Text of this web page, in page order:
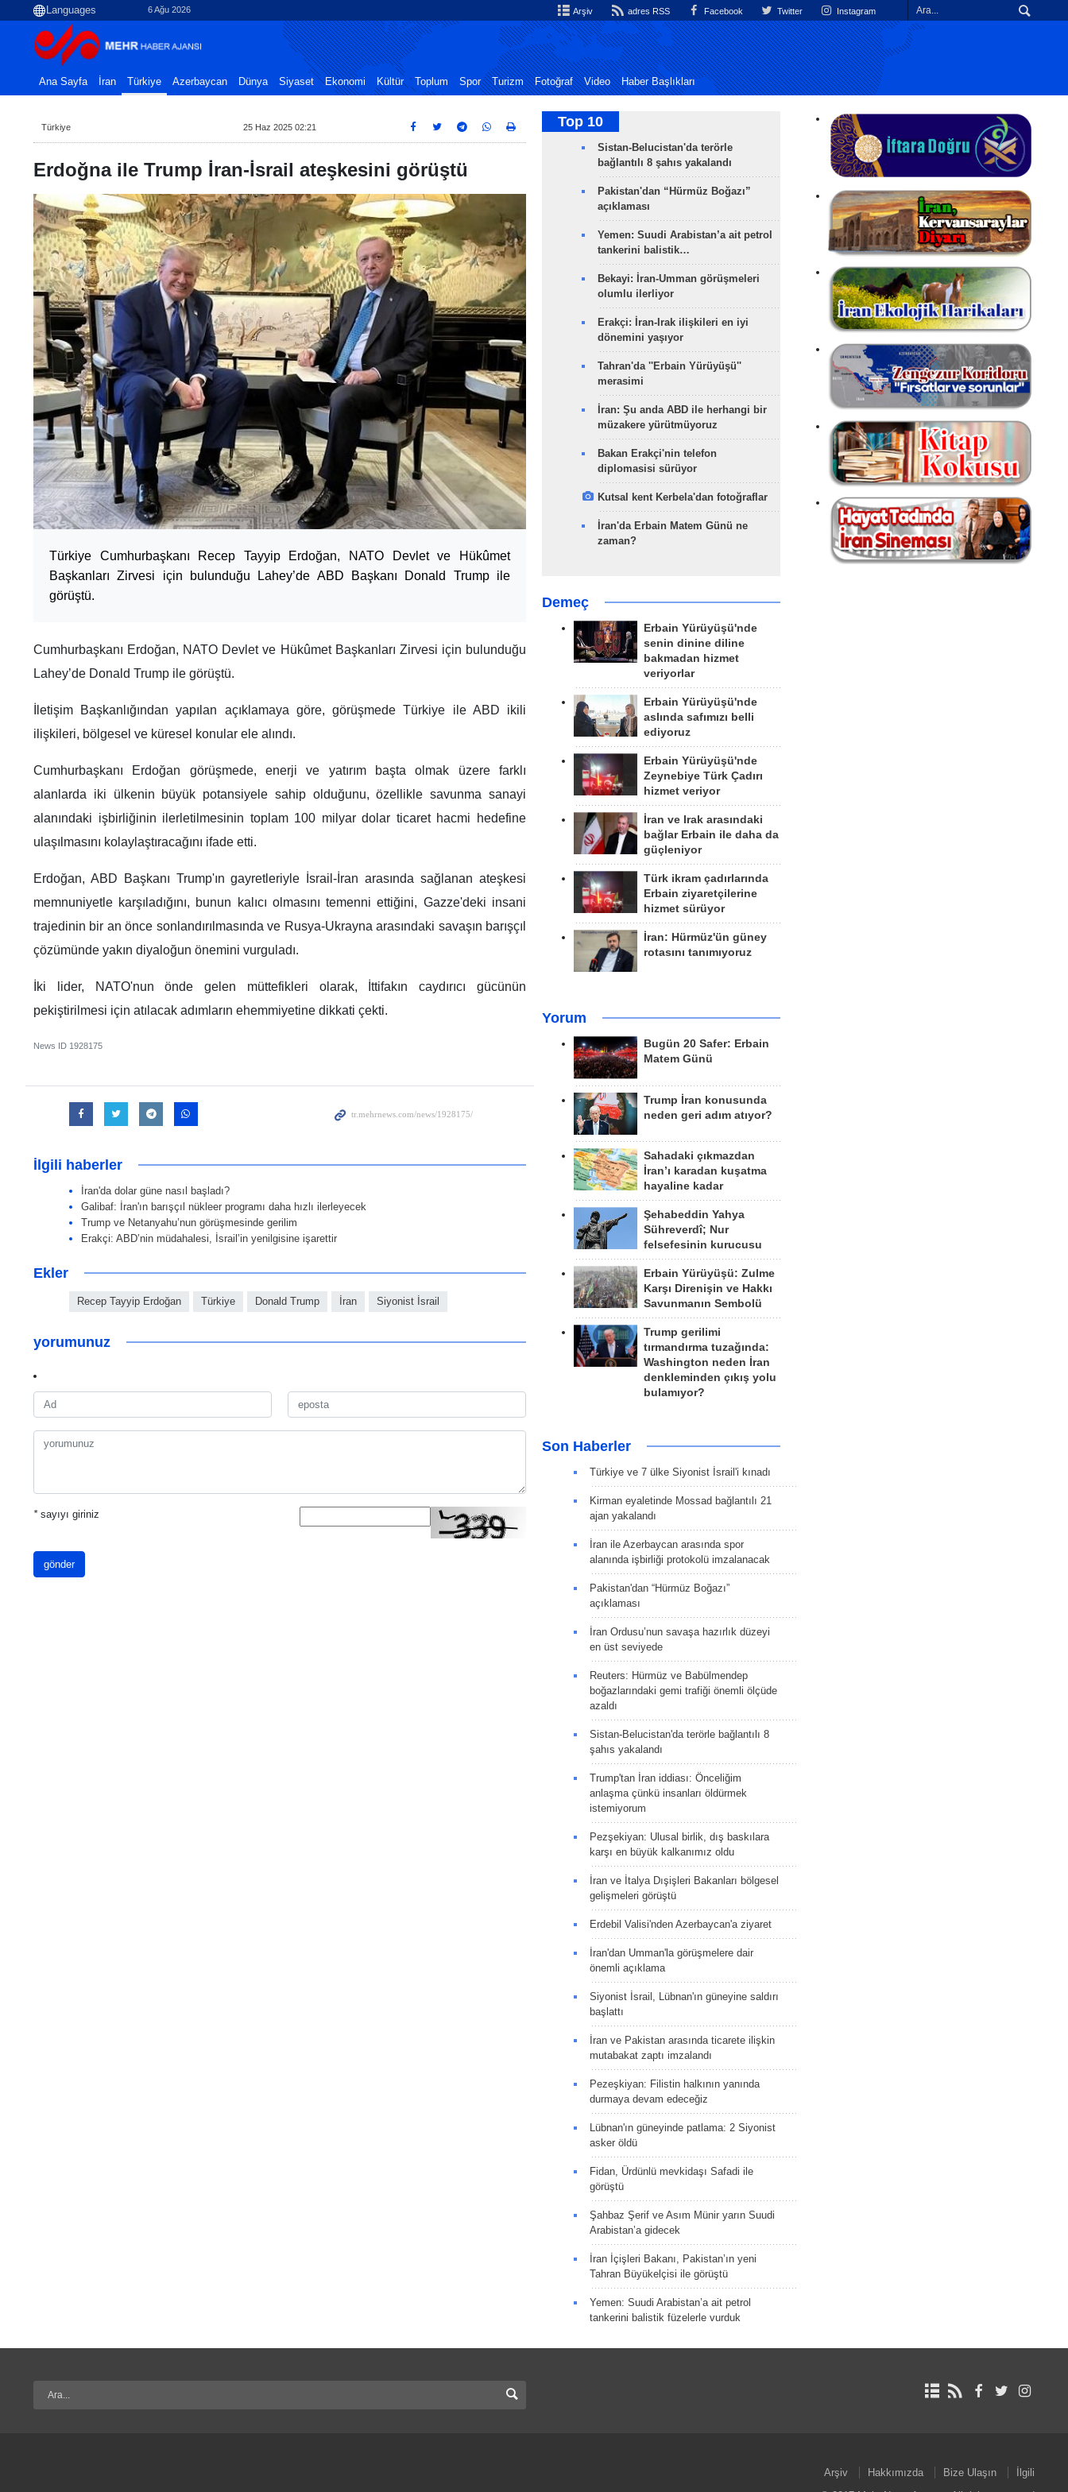
6 Ağu 2026 Arşiv adres RSS Facebook Twitter Instagram
Ana Sayfa İran Türkiye Azerbaycan Dünya Siyaset Ekonomi Kültür Toplum Spor Turizm Fotoğraf Video Haber Başlıkları
Türkiye 25 Haz 2025 02:21
Erdoğna ile Trump İran-İsrail ateşkesini görüştü
Türkiye Cumhurbaşkanı Recep Tayyip Erdoğan, NATO Devlet ve Hükûmet
Başkanları Zirvesi için bulunduğu Lahey’de ABD Başkanı Donald Trump ile
görüştü.
Cumhurbaşkanı Erdoğan, NATO Devlet ve Hükûmet Başkanları Zirvesi için bulunduğu
Lahey’de Donald Trump ile görüştü.
İletişim Başkanlığından yapılan açıklamaya göre, görüşmede Türkiye ile ABD ikili
ilişkileri, bölgesel ve küresel konular ele alındı.
Cumhurbaşkanı Erdoğan görüşmede, enerji ve yatırım başta olmak üzere farklı
alanlarda iki ülkenin büyük potansiyele sahip olduğunu, özellikle savunma sanayi
alanındaki işbirliğinin ilerletilmesinin toplam 100 milyar dolar ticaret hacmi hedefine
ulaşılmasını kolaylaştıracağını ifade etti.
Erdoğan, ABD Başkanı Trump'ın gayretleriyle İsrail-İran arasında sağlanan ateşkesi
memnuniyetle karşıladığını, bunun kalıcı olmasını temenni ettiğini, Gazze'deki insani
trajedinin bir an önce sonlandırılmasında ve Rusya-Ukrayna arasındaki savaşın barışçıl
çözümünde yakın diyaloğun önemini vurguladı.
İki lider, NATO'nun önde gelen müttefikleri olarak, İttifakın caydırıcı gücünün
pekiştirilmesi için atılacak adımların ehemmiyetine dikkati çekti.
News ID 1928175
İlgili haberler
İran'da dolar güne nasıl başladı?
Galibaf: İran'ın barışçıl nükleer programı daha hızlı ilerleyecek
Trump ve Netanyahu’nun görüşmesinde gerilim
Erakçi: ABD’nin müdahalesi, İsrail’in yenilgisine işarettir
Ekler
Recep Tayyip Erdoğan Türkiye Donald Trump İran Siyonist İsrail
yorumunuz
*sayıyı giriniz
gönder
Top 10
Sistan-Belucistan'da terörle
bağlantılı 8 şahıs yakalandı
Pakistan'dan “Hürmüz Boğazı”
açıklaması
Yemen: Suudi Arabistan’a ait petrol
tankerini balistik…
Bekayi: İran-Umman görüşmeleri
olumlu ilerliyor
Erakçi: İran-Irak ilişkileri en iyi
dönemini yaşıyor
Tahran'da ''Erbain Yürüyüşü''
merasimi
İran: Şu anda ABD ile herhangi bir
müzakere yürütmüyoruz
Bakan Erakçi'nin telefon
diplomasisi sürüyor
Kutsal kent Kerbela'dan fotoğraflar
İran'da Erbain Matem Günü ne
zaman?
Demeç
Erbain Yürüyüşü'nde
senin dinine diline
bakmadan hizmet
veriyorlar
Erbain Yürüyüşü'nde
aslında safımızı belli
ediyoruz
Erbain Yürüyüşü'nde
Zeynebiye Türk Çadırı
hizmet veriyor
İran ve Irak arasındaki
bağlar Erbain ile daha da
güçleniyor
Türk ikram çadırlarında
Erbain ziyaretçilerine
hizmet sürüyor
İran: Hürmüz'ün güney
rotasını tanımıyoruz
Yorum
Bugün 20 Safer: Erbain
Matem Günü
Trump İran konusunda
neden geri adım atıyor?
Sahadaki çıkmazdan
İran’ı karadan kuşatma
hayaline kadar
Şehabeddin Yahya
Sühreverdî; Nur
felsefesinin kurucusu
Erbain Yürüyüşü: Zulme
Karşı Direnişin ve Hakkı
Savunmanın Sembolü
Trump gerilimi
tırmandırma tuzağında:
Washington neden İran
denkleminden çıkış yolu
bulamıyor?
Son Haberler
Türkiye ve 7 ülke Siyonist İsrail'i kınadı
Kirman eyaletinde Mossad bağlantılı 21
ajan yakalandı
İran ile Azerbaycan arasında spor
alanında işbirliği protokolü imzalanacak
Pakistan'dan “Hürmüz Boğazı”
açıklaması
İran Ordusu’nun savaşa hazırlık düzeyi
en üst seviyede
Reuters: Hürmüz ve Babülmendep
boğazlarındaki gemi trafiği önemli ölçüde
azaldı
Sistan-Belucistan'da terörle bağlantılı 8
şahıs yakalandı
Trump'tan İran iddiası: Önceliğim
anlaşma çünkü insanları öldürmek
istemiyorum
Pezşekiyan: Ulusal birlik, dış baskılara
karşı en büyük kalkanımız oldu
İran ve İtalya Dışişleri Bakanları bölgesel
gelişmeleri görüştü
Erdebil Valisi'nden Azerbaycan'a ziyaret
İran'dan Umman'la görüşmelere dair
önemli açıklama
Siyonist İsrail, Lübnan'ın güneyine saldırı
başlattı
İran ve Pakistan arasında ticarete ilişkin
mutabakat zaptı imzalandı
Pezeşkiyan: Filistin halkının yanında
durmaya devam edeceğiz
Lübnan'ın güneyinde patlama: 2 Siyonist
asker öldü
Fidan, Ürdünlü mevkidaşı Safadi ile
görüştü
Şahbaz Şerif ve Asım Münir yarın Suudi
Arabistan’a gidecek
İran İçişleri Bakanı, Pakistan’ın yeni
Tahran Büyükelçisi ile görüştü
Yemen: Suudi Arabistan’a ait petrol
tankerini balistik füzelerle vurduk
Arşiv Hakkımızda Bize Ulaşın
İlgili